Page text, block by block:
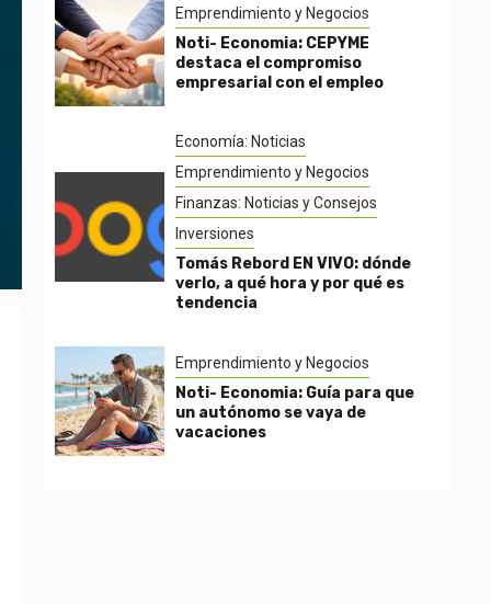
Emprendimiento y Negocios
Noti- Economia: CEPYME
destaca el compromiso
empresarial con el empleo
Economía: Noticias
Emprendimiento y Negocios
Finanzas: Noticias y Consejos
Inversiones
Tomás Rebord EN VIVO: dónde
verlo, a qué hora y por qué es
tendencia
Emprendimiento y Negocios
Noti- Economia: Guía para que
un autónomo se vaya de
vacaciones